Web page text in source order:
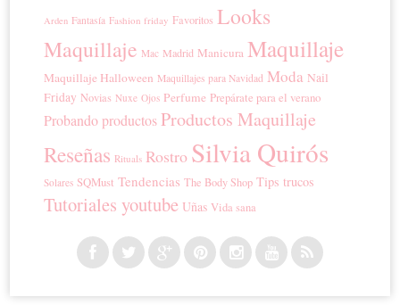
Arden Fantasía Fashion friday Favoritos Looks
Maquillaje Mac Madrid Manicura Maquillaje
Maquillaje Halloween Maquillajes para Navidad Moda Nail
Friday Novias Nuxe Ojos Perfume Prepárate para el verano
Probando productos Productos Maquillaje
Reseñas Rituals Rostro Silvia Quirós
Solares SQMust Tendencias The Body Shop Tips trucos
Tutoriales youtube Uñas Vida sana